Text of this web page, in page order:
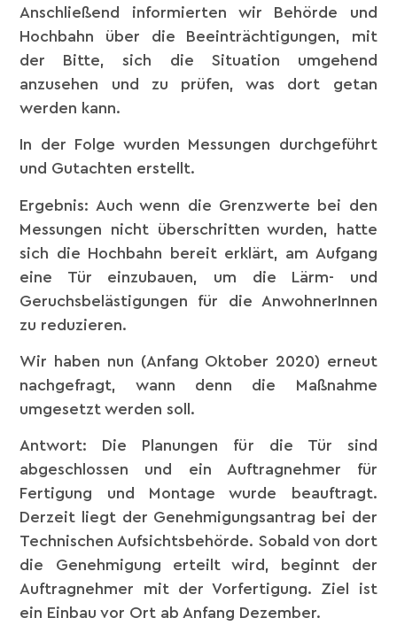
Anschließend informierten wir Behörde und
Hochbahn über die Beeinträchtigungen, mit
der Bitte, sich die Situation umgehend
anzusehen und zu prüfen, was dort getan
werden kann.
In der Folge wurden Messungen durchgeführt
und Gutachten erstellt.
Ergebnis: Auch wenn die Grenzwerte bei den
Messungen nicht überschritten wurden, hatte
sich die Hochbahn bereit erklärt, am Aufgang
eine Tür einzubauen, um die Lärm- und
Geruchsbelästigungen für die AnwohnerInnen
zu reduzieren.
Wir haben nun (Anfang Oktober 2020) erneut
nachgefragt, wann denn die Maßnahme
umgesetzt werden soll.
Antwort: Die Planungen für die Tür sind
abgeschlossen und ein Auftragnehmer für
Fertigung und Montage wurde beauftragt.
Derzeit liegt der Genehmigungsantrag bei der
Technischen Aufsichtsbehörde. Sobald von dort
die Genehmigung erteilt wird, beginnt der
Auftragnehmer mit der Vorfertigung. Ziel ist
ein Einbau vor Ort ab Anfang Dezember.